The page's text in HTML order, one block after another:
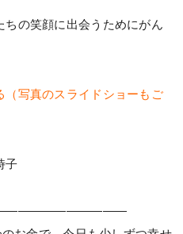
ちの笑顔に出会うためにがん
写真のスライドショーもご
子